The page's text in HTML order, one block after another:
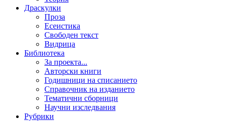
Драскулки
Проза
Есеистика
Свободен текст
Видрица
Библиотека
За проекта...
Авторски книги
Годишници на списанието
Справочник на изданието
Тематични сборници
Научни изследвания
Рубрики